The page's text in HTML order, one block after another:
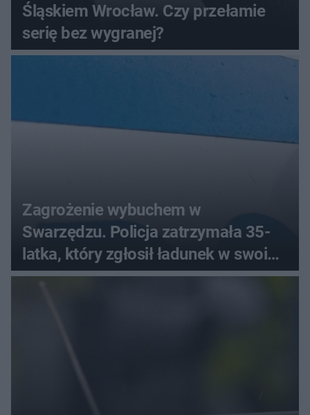
Śląskiem Wrocław. Czy przełamie
serię bez wygranej?
Zagrożenie wybuchem w
Swarzędzu. Policja zatrzymała 35-
latka, który zgłosił ładunek w swoim
aucie